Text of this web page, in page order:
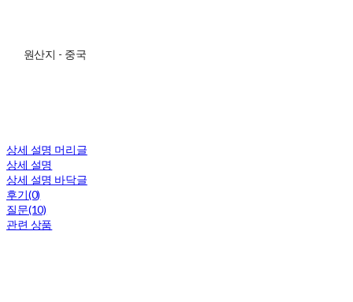
원산지 - 중국
상세 설명 머리글
상세 설명
상세 설명 바닥글
후기(0)
질문(10)
관련 상품